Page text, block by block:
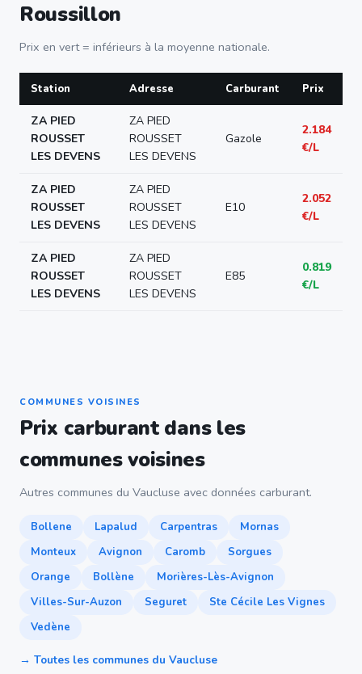
Roussillon
Prix en vert = inférieurs à la moyenne nationale.
Station Adresse Carburant Prix
ZA PIED
ROUSSET
LES DEVENS
ZA PIED
ROUSSET
LES DEVENS
Gazole
2.184
€/L
ZA PIED
ROUSSET
LES DEVENS
ZA PIED
ROUSSET
LES DEVENS
E10
2.052
€/L
ZA PIED
ROUSSET
LES DEVENS
ZA PIED
ROUSSET
LES DEVENS
E85
0.819
€/L
COMMUNES VOISINES
Prix carburant dans les
communes voisines
Autres communes du Vaucluse avec données carburant.
Bollene Lapalud Carpentras
Mornas
Monteux
Avignon Caromb
Sorgues
Orange
Bollène
Morières-Lès-Avignon
Villes-Sur-Auzon
Seguret
Ste Cécile Les Vignes
Vedène
→ Toutes les communes du Vaucluse